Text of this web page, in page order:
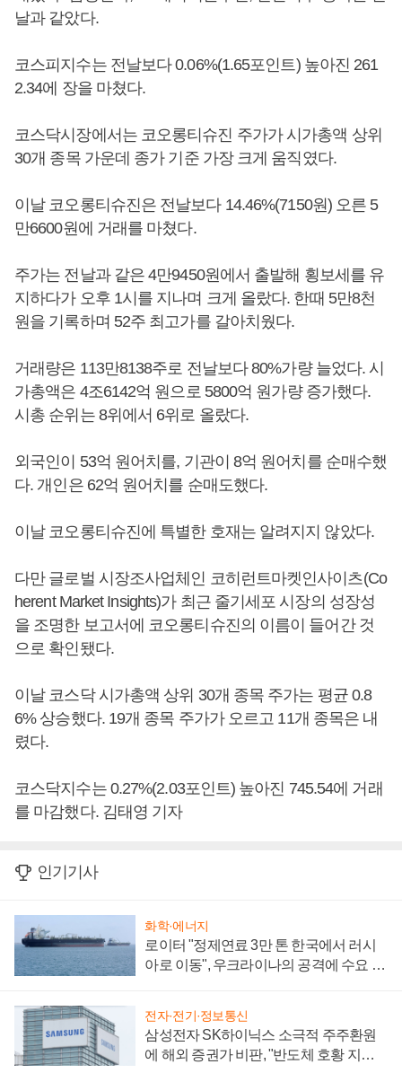
날과 같았다.
코스피지수는 전날보다 0.06%(1.65포인트) 높아진 261
2.34에 장을 마쳤다.
코스닥시장에서는 코오롱티슈진 주가가 시가총액 상위
30개 종목 가운데 종가 기준 가장 크게 움직였다.
이날 코오롱티슈진은 전날보다 14.46%(7150원) 오른 5
만6600원에 거래를 마쳤다.
주가는 전날과 같은 4만9450원에서 출발해 횡보세를 유
지하다가 오후 1시를 지나며 크게 올랐다. 한때 5만8천
원을 기록하며 52주 최고가를 갈아치웠다.
거래량은 113만8138주로 전날보다 80%가량 늘었다. 시
가총액은 4조6142억 원으로 5800억 원가량 증가했다.
시총 순위는 8위에서 6위로 올랐다.
외국인이 53억 원어치를, 기관이 8억 원어치를 순매수했
다. 개인은 62억 원어치를 순매도했다.
이날 코오롱티슈진에 특별한 호재는 알려지지 않았다.
다만 글로벌 시장조사업체인 코히런트마켓인사이츠(Co
herent Market Insights)가 최근 줄기세포 시장의 성장성
을 조명한 보고서에 코오롱티슈진의 이름이 들어간 것
으로 확인됐다.
이날 코스닥 시가총액 상위 30개 종목 주가는 평균 0.8
6% 상승했다. 19개 종목 주가가 오르고 11개 종목은 내
렸다.
코스닥지수는 0.27%(2.03포인트) 높아진 745.54에 거래
를 마감했다. 김태영 기자
인기기사
화학·에너지
로이터 "정제연료 3만 톤 한국에서 러시
아로 이동", 우크라이나의 공격에 수요 늘
전자·전기·정보통신
삼성전자 SK하이닉스 소극적 주주환원
에 해외 증권가 비판, "반도체 호황 지속